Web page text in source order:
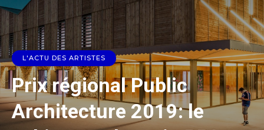
L'ACTU DES ARTISTES
Prix régional Public
Architecture 2019: le